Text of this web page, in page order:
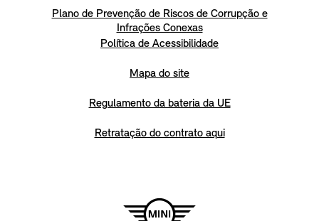
Plano de Prevenção de Riscos de Corrupção e
Infrações Conexas
Política de Acessibilidade
Mapa do site
Regulamento da bateria da UE
Retratação do contrato aqui